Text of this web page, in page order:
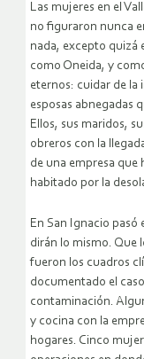
Las mujeres en el
no figuraron nunca
nada, excepto quizá
como Oneida, y
eternos: cuidar de la
esposas abnegadas
Ellos, sus maridos,
obreros con la
de una empresa
habitado por la
En San Ignacio
dirán lo mismo. Que
fueron los cuadros
documentado el
contaminación.
y cocina con la
hogares. Cinco